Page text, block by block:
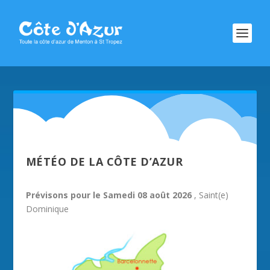
MÉTÉO DE LA CÔTE D’AZUR
Prévisons pour le Samedi 08 août 2026 , Saint(e)
Dominique